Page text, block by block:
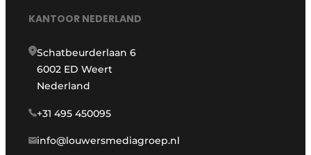
KANTOOR NEDERLAND
Schatbeurderlaan 6
6002 ED Weert
Nederland
+31 495 450095
info@louwersmediagroep.nl